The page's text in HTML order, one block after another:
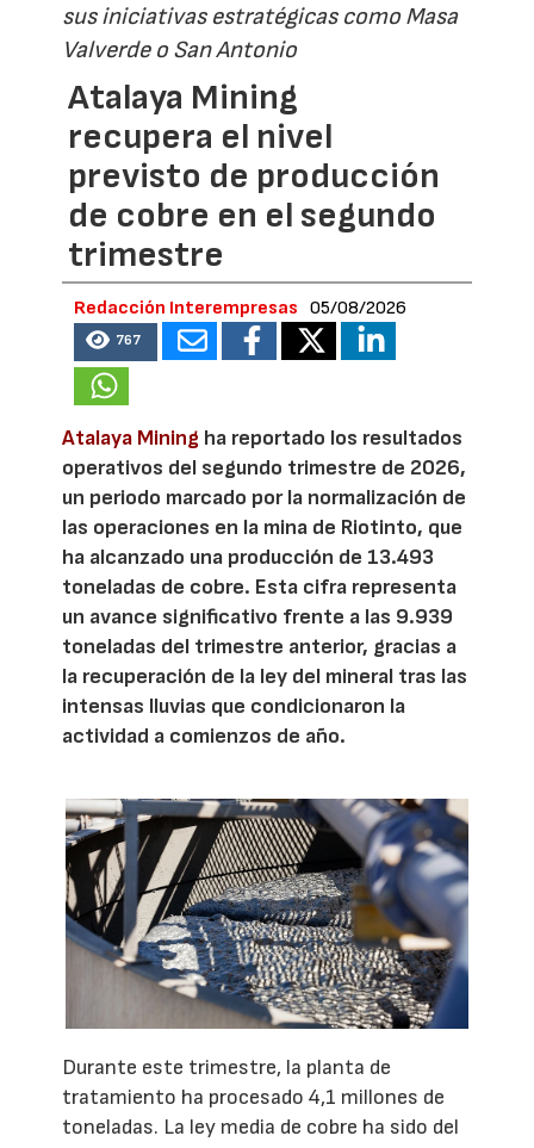
sus iniciativas estratégicas como Masa
Valverde o San Antonio
Atalaya Mining
recupera el nivel
previsto de producción
de cobre en el segundo
trimestre
Redacción Interempresas 05/08/2026
767
Atalaya Mining ha reportado los resultados
operativos del segundo trimestre de 2026,
un periodo marcado por la normalización de
las operaciones en la mina de Riotinto, que
ha alcanzado una producción de 13.493
toneladas de cobre. Esta cifra representa
un avance significativo frente a las 9.939
toneladas del trimestre anterior, gracias a
la recuperación de la ley del mineral tras las
intensas lluvias que condicionaron la
actividad a comienzos de año.
Durante este trimestre, la planta de
tratamiento ha procesado 4,1 millones de
toneladas. La ley media de cobre ha sido del